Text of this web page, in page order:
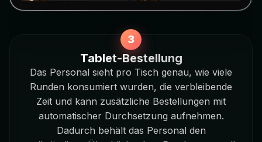
Tablet-Bestellung
Das Personal sieht pro Tisch genau, wie viele
Runden konsumiert wurden, die verbleibende
Zeit und kann zusätzliche Bestellungen mit
automatischer Durchsetzung aufnehmen.
Dadurch behält das Personal den